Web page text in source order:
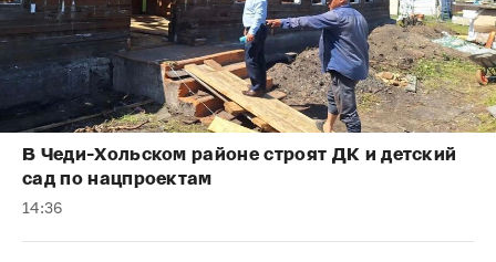
В Чеди-Хольском районе строят ДК и детский
сад по нацпроектам
14:36